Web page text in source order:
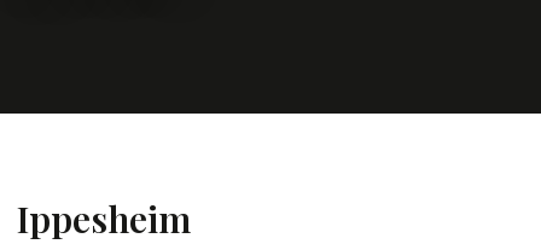
Ippesheim